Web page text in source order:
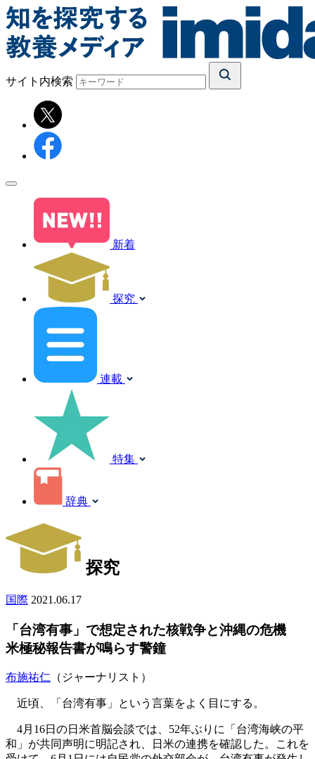
サイト内検索
新着
探究
連載
特集
辞典
探究
国際 2021.06.17
「台湾有事」で想定された核戦争と沖縄の危機
米極秘報告書が鳴らす警鐘
布施祐仁 （ジャーナリスト）
近頃、「台湾有事」という言葉をよく目にする。
4月16日の日米首脳会談では、52年ぶりに「台湾海峡の平
和」が共同声明に明記され、日米の連携を確認した。これを